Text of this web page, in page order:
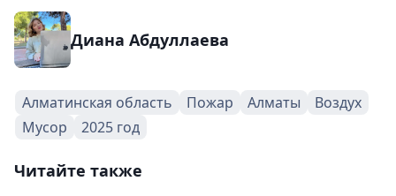
Диана Абдуллаева
Алматинская область Пожар Алматы
Воздух
Мусор
2025 год
Читайте также